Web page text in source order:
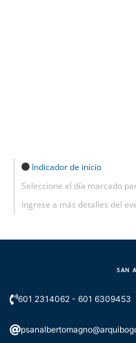
Indicador de inicio
Seleccione el día marcado
Ingrese a más detalles del
SAN
601 2314062 - 601 6309453